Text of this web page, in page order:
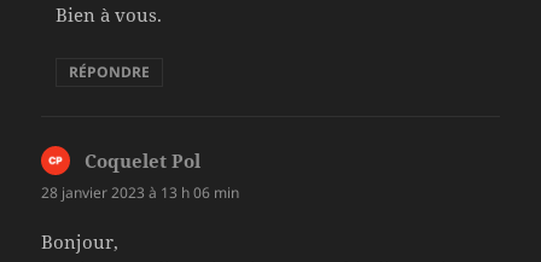
Bien à vous.
RÉPONDRE
Coquelet Pol
28 janvier 2023 à 13 h 06 min
Bonjour,